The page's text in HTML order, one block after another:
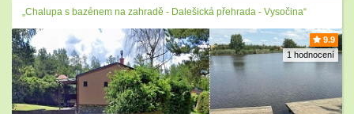
„Chalupa s bazénem na zahradě - Dalešická přehrada - Vysočina“
9.9
1 hodnocení